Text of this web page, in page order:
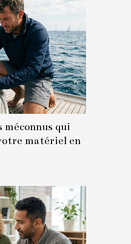
méconnus qui
matériel en